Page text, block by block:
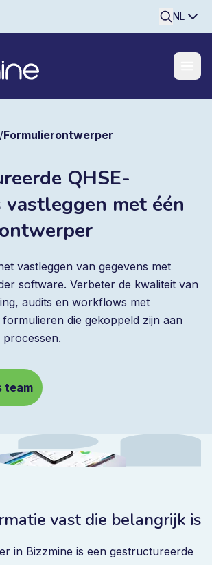
Searchine
NL
/Formulierontwerper
QHSE-
vastleggen met één
vastleggen van gegevens met
software. Verbeter de kwaliteit van
audits en workflows met
die gekoppeld zijn aan
team
vast die belangrijk is
in Bizzmine is een gestructureerde